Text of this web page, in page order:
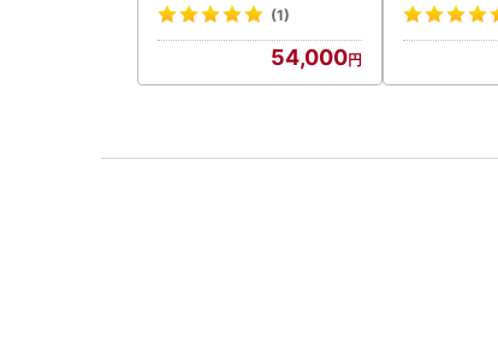
(1)
54,000